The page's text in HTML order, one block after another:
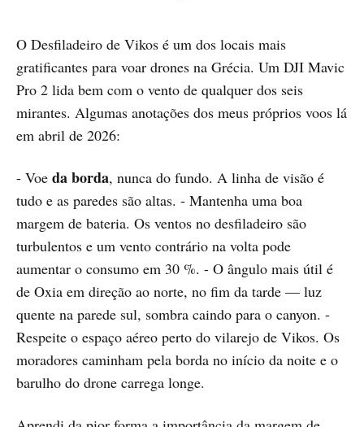
O Desfiladeiro de Vikos é um dos locais mais
gratificantes para voar drones na Grécia. Um DJI Mavic
Pro 2 lida bem com o vento de qualquer dos seis
mirantes. Algumas anotações dos meus próprios voos lá
em abril de 2026:
- Voe da borda, nunca do fundo. A linha de visão é
tudo e as paredes são altas. - Mantenha uma boa
margem de bateria. Os ventos no desfiladeiro são
turbulentos e um vento contrário na volta pode
aumentar o consumo em 30 %. - O ângulo mais útil é
de Oxia em direção ao norte, no fim da tarde — luz
quente na parede sul, sombra caindo para o canyon. -
Respeite o espaço aéreo perto do vilarejo de Vikos. Os
moradores caminham pela borda no início da noite e o
barulho do drone carrega longe.